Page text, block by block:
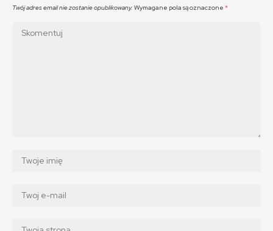
Twój adres email nie zostanie opublikowany. Wymagane pola są oznaczone *